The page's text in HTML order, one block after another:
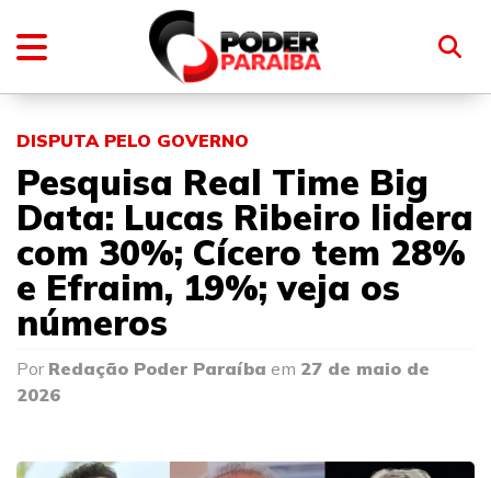
DISPUTA PELO GOVERNO
Pesquisa Real Time Big
Data: Lucas Ribeiro lidera
com 30%; Cícero tem 28%
e Efraim, 19%; veja os
números
Por Redação Poder Paraíba em 27 de maio de
2026